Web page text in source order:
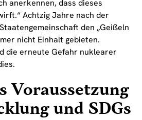
anerkennen, dass dieses
Achtzig Jahre nach der
den „Geißeln
nicht Einhalt gebieten.
die erneute Gefahr nuklearer
Voraussetzung
und SDGs